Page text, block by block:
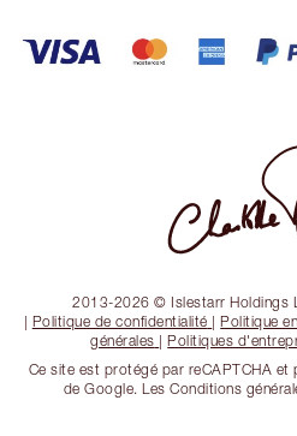
2013-2026 © Islestarr Holdings
| Politique de confidentialité |Politique
générales |Politiques
Ce site est protégé par reCAPTCHA et
de Google. Les Conditions